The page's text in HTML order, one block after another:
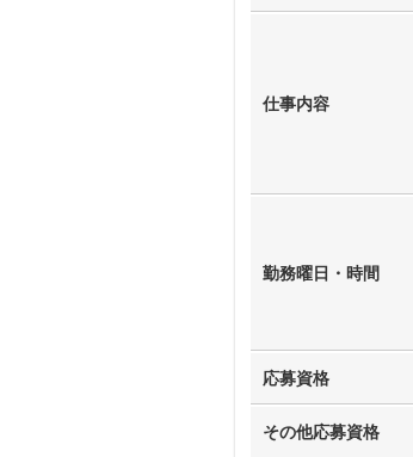
仕事内容
勤務曜日・時間
応募資格
その他応募資格